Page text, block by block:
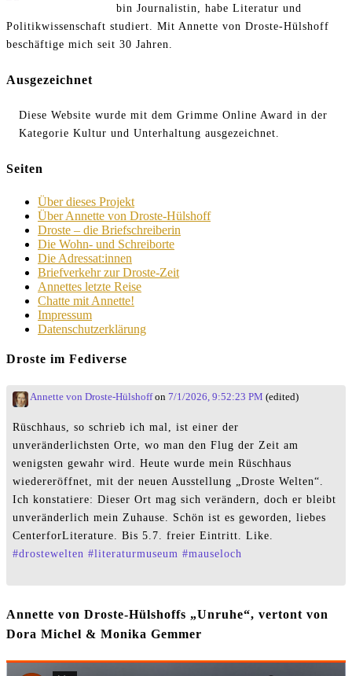
bin Journalistin, habe Literatur und
Politikwissenschaft studiert. Mit Annette von Droste-Hülshoff
beschäftige mich seit 30 Jahren.
Ausgezeichnet
Diese Website wurde mit dem Grimme Online Award in der
Kategorie Kultur und Unterhaltung ausgezeichnet.
Seiten
Über dieses Projekt
Über Annette von Droste-Hülshoff
Droste – die Briefschreiberin
Die Wohn- und Schreiborte
Die Adressat:innen
Briefverkehr zur Droste-Zeit
Annettes letzte Reise
Chatte mit Annette!
Impressum
Datenschutzerklärung
Droste im Fediverse
Annette von Droste-Hülshoffon 7/1/2026, 9:52:23 PM (edited)
Rüschhaus, so schrieb ich mal, ist einer der
unveränderlichsten Orte, wo man den Flug der Zeit am
wenigsten gewahr wird. Heute wurde mein Rüschhaus
wiedereröffnet, mit der neuen Ausstellung „Droste Welten“.
Ich konstatiere: Dieser Ort mag sich verändern, doch er bleibt
unveränderlich mein Zuhause. Schön ist es geworden, liebes
CenterforLiterature. Bis 5.7. freier Eintritt. Like.
#drostewelten #literaturmuseum #mauseloch
Annette von Droste-Hülshoffs „Unruhe“, vertont von
Dora Michel & Monika Gemmer